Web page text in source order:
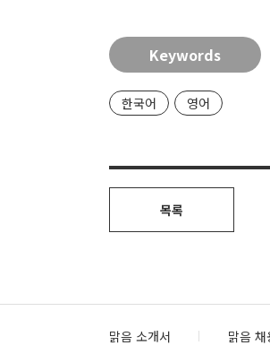
Keywords
한국어 영어
목록
맑음 소개서 맑음 채